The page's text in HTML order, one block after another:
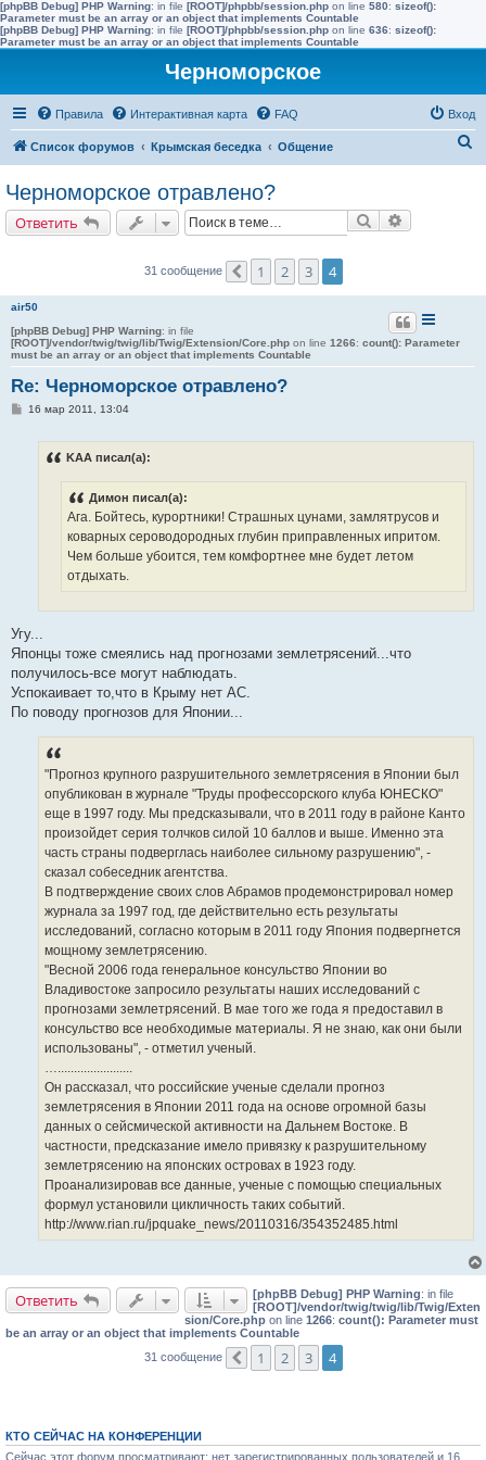
[phpBB Debug] PHP Warning: in file [ROOT]/phpbb/session.php on line 580: sizeof():
Parameter must be an array or an object that implements Countable
[phpBB Debug] PHP Warning: in file [ROOT]/phpbb/session.php on line 636: sizeof():
Parameter must be an array or an object that implements Countable
Черноморское
Правила Интерактивная карта FAQ Вход
Список форумов Крымская беседка Общение
Черноморское отравлено?
Ответить Поиск
31 сообщение Пред.
1 2 3 4
air50
[phpBB Debug] PHP Warning: in file
[ROOT]/vendor/twig/twig/lib/Twig/Extension/Core.php on line 1266: count(): Parameter
must be an array or an object that implements Countable
Re: Черноморское отравлено?
С16 мар 2011, 13:04
KAA писал(а):
Димон писал(а):
Ага. Бойтесь, курортники! Страшных цунами, замлятрусов и
коварных сероводородных глубин приправленных ипритом.
Чем больше убоится, тем комфортнее мне будет летом
отдыхать.
Угу...
Японцы тоже смеялись над прогнозами землетрясений...что
получилось-все могут наблюдать.
Успокаивает то,что в Крыму нет АС.
По поводу прогнозов для Японии...
"Прогноз крупного разрушительного землетрясения в Японии был
опубликован в журнале "Труды профессорского клуба ЮНЕСКО"
еще в 1997 году. Мы предсказывали, что в 2011 году в районе Канто
произойдет серия толчков силой 10 баллов и выше. Именно эта
часть страны подверглась наиболее сильному разрушению", -
сказал собеседник агентства.
В подтверждение своих слов Абрамов продемонстрировал номер
журнала за 1997 год, где действительно есть результаты
исследований, согласно которым в 2011 году Япония подвергнется
мощному землетрясению.
"Весной 2006 года генеральное консульство Японии во
Владивостоке запросило результаты наших исследований с
прогнозами землетрясений. В мае того же года я предоставил в
консульство все необходимые материалы. Я не знаю, как они были
использованы", - отметил ученый.
….......................
Он рассказал, что российские ученые сделали прогноз
землетрясения в Японии 2011 года на основе огромной базы
данных о сейсмической активности на Дальнем Востоке. В
частности, предсказание имело привязку к разрушительному
землетрясению на японских островах в 1923 году.
Проанализировав все данные, ученые с помощью специальных
формул установили цикличность таких событий.
http://www.rian.ru/jpquake_news/20110316/354352485.html
Ответить [phpBB Debug] PHP Warning: in file
[ROOT]/vendor/twig/twig/lib/Twig/Exten
sion/Core.php on line 1266: count(): Parameter must
be an array or an object that implements Countable
31 сообщение
Пред.
1 2 3 4
КТО СЕЙЧАС НА КОНФЕРЕНЦИИ
Сейчас этот форум просматривают: нет зарегистрированных пользователей и 16